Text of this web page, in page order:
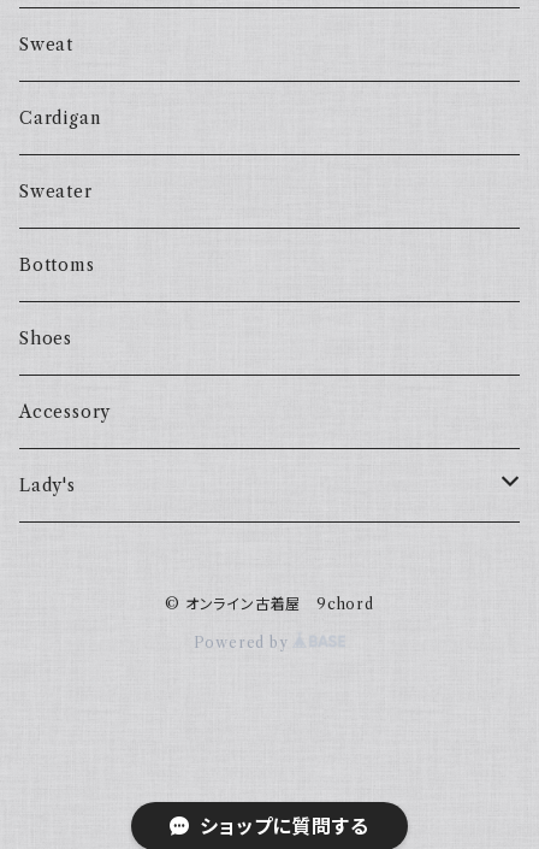
ショップに質問する
Sweat
Cardigan
Sweater
Bottoms
Shoes
Accessory
Lady's
© オンライン古着屋 9chord
Powered by